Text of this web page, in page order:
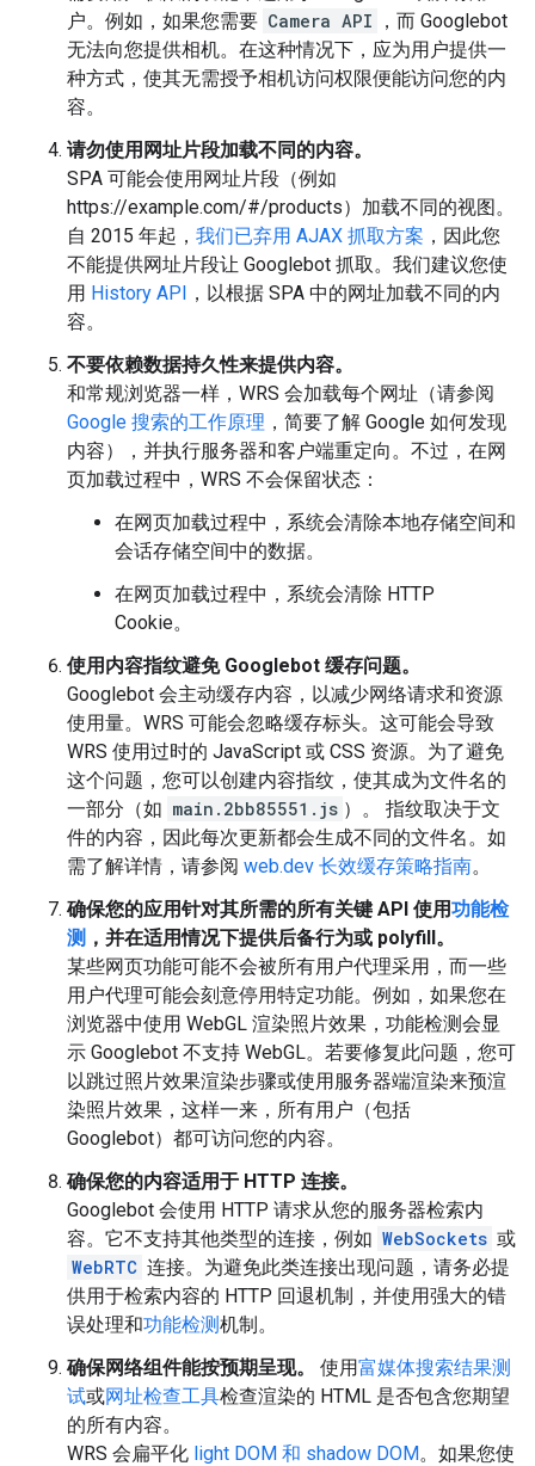
户。例如，如果您需要 Camera API
，而 Googlebot
无法向您提供相机。在这种情况下，应为用户提供一
种方式，使其无需授予相机访问权限便能访问您的内
容。
请勿使用网址片段加载不同的内容。
SPA 可能会使用网址片段（例如
https://example.com/#/products）加载不同的视图。
自 2015 年起， 我们已弃用 AJAX 抓取方案 ，因此您
不能提供网址片段让 Googlebot 抓取。我们建议您使
用 History API ，以根据 SPA 中的网址加载不同的内
容。
不要依赖数据持久性来提供内容。
和常规浏览器一样，WRS 会加载每个网址（请参阅
Google 搜索的工作原理 ，简要了解 Google 如何发现
内容），并执行服务器和客户端重定向。不过，在网
页加载过程中，WRS 不会保留状态：
在网页加载过程中，系统会清除本地存储空间和
会话存储空间中的数据。
在网页加载过程中，系统会清除 HTTP
Cookie。
使用内容指纹避免 Googlebot 缓存问题。
Googlebot 会主动缓存内容，以减少网络请求和资源
使用量。WRS 可能会忽略缓存标头。这可能会导致
WRS 使用过时的 JavaScript 或 CSS 资源。为了避免
这个问题，您可以创建内容指纹，使其成为文件名的
一部分（如 main.2bb85551.js ）。 指纹取决于文
件的内容，因此每次更新都会生成不同的文件名。如
需了解详情，请参阅 web.dev 长效缓存策略指南。
确保您的应用针对其所需的所有关键 API 使用功能检
测 ，并在适用情况下提供后备行为或 polyfill。
某些网页功能可能不会被所有用户代理采用，而一些
用户代理可能会刻意停用特定功能。例如，如果您在
浏览器中使用 WebGL 渲染照片效果，功能检测会显
示 Googlebot 不支持 WebGL。若要修复此问题，您可
以跳过照片效果渲染步骤或使用服务器端渲染来预渲
染照片效果，这样一来，所有用户（包括
Googlebot）都可访问您的内容。
确保您的内容适用于 HTTP 连接。
Googlebot 会使用 HTTP 请求从您的服务器检索内
容。它不支持其他类型的连接，例如 WebSockets 或
WebRTC 连接。为避免此类连接出现问题，请务必提
供用于检索内容的 HTTP 回退机制，并使用强大的错
误处理和功能检测机制。
确保网络组件能按预期呈现。
使用富媒体搜索结果测
试或网址检查工具检查渲染的 HTML 是否包含您期望
的所有内容。
WRS 会扁平化 light DOM 和 shadow DOM。如果您使